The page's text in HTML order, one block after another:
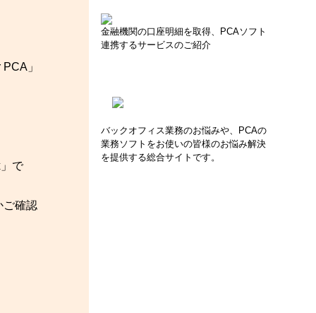
金融機関の口座明細を取得、PCAソフト
連携するサービスのご紹介
バックオフィス業務のお悩みや、PCAの
業務ソフトをお使いの皆様のお悩み解決
を提供する総合サイトです。
」
で
ご確認